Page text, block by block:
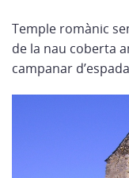
Temple romànic
de la nau coberta
campanar